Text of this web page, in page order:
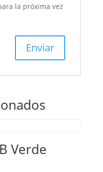
la próxima vez
Verde